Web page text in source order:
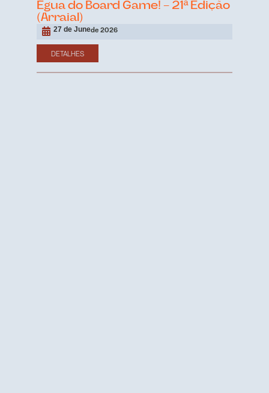
Égua do Board Game! – 21ª Edição
(Arraial)
27 de Junede 2026
DETALHES